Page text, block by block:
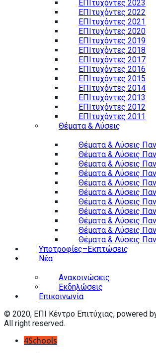
ΕΠΙτυχόντες 2023
ΕΠΙτυχόντες 2022
ΕΠΙτυχόντες 2021
ΕΠΙτυχόντες 2020
ΕΠΙτυχόντες 2019
ΕΠΙτυχόντες 2018
ΕΠΙτυχόντες 2017
ΕΠΙτυχόντες 2016
ΕΠΙτυχόντες 2015
ΕΠΙτυχόντες 2014
ΕΠΙτυχόντες 2013
ΕΠΙτυχόντες 2012
ΕΠΙτυχόντες 2011
Θέματα & Λύσεις
Θέματα & Λύσεις
Θέματα & Λύσεις
Θέματα & Λύσεις
Θέματα & Λύσεις
Θέματα & Λύσεις
Θέματα & Λύσεις
Θέματα & Λύσεις
Θέματα & Λύσεις
Θέματα & Λύσεις
Θέματα & Λύσεις
Θέματα & Λύσεις
Υποτροφίες–Εκπτώσεις
Nέα
Ανακοινώσεις
Εκδηλώσεις
Επικοινωνία
© 2020, EΠΙ Κέντρο Επιτύχιας, powered
All right reserved.
4Schools